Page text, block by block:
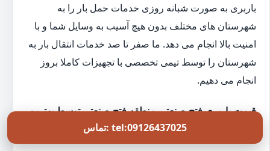
باربری به صورت شبانه روزی خدمات حمل بار را به
شهرستان های مختلف بدون هیچ آسیب به وسایل شما و با
امنیت بالا انجام می دهد. ما صفر تا صد خدمات انتقال بار به
شهرستان را توسط تیمی تخصصی با تجهیزات کاملا بروز
انجام می دهیم.
قیمت باربری فتح-صنعتی,منطقه فتح-صنعتی توسط بهترین
شرکت اسباب کشیتماس: tel:09126437025